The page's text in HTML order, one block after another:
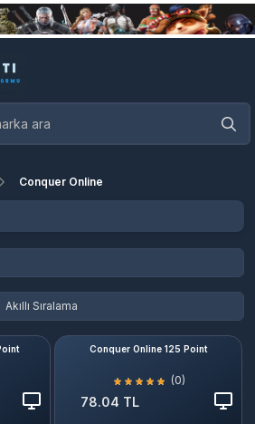
Conquer Online
Conquer Online 125 Point
(0)
78.04 TL